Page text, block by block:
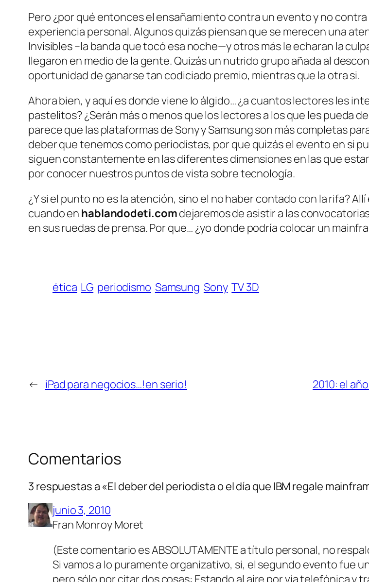
Pero ¿por qué entonces el ensañamiento contra un evento y no
experiencia personal. Algunos quizás piensan que se merecen una
Invisibles –la banda que tocó esa noche—y otros más le echaran la
llegaron en medio de la gente. Quizás un nutrido grupo añada al
oportunidad de ganarse tan codiciado premio, mientras que la otra si.
Ahora bien, y aquí es donde viene lo álgido… ¿a cuantos lectores les
pastelitos? ¿Serán más o menos que los lectores a los que les pueda
parece que las plataformas de Sony y Samsung son más completas
deber que tenemos como periodistas, por que quizás el evento en si
siguen constantemente en las diferentes dimensiones en las que
por conocer nuestros puntos de vista sobre tecnología.
¿Y si el punto no es la atención, sino el no haber contado con la rifa?
cuando en hablandodeti.comdejaremos de asistir a las
en sus ruedas de prensa. Por que… ¿yo donde podría colocar un
ética LG periodismo Samsung Sony TV 3D
← iPad para negocios…!en serio! 2010: el
Comentarios
3 respuestas a «El deber del periodista o el día que IBM regale
junio 3, 2010
Fran Monroy Moret
(Este comentario es ABSOLUTAMENTE a título personal, no
Si vamos a lo puramente organizativo, si, el segundo evento fue
pero sólo por citar dos cosas: Estando al aire por vía telefónica y